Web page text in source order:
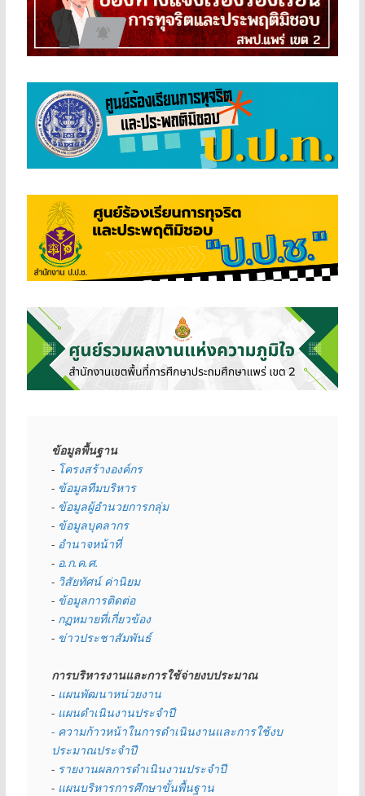
ข้อมูลพื้นฐาน
- โครงสร้างองค์กร
- ข้อมูลทีมบริหาร
- ข้อมูลผู้อำนวยการกลุ่ม
- ข้อมูลบุคลากร
- อำนาจหน้าที่
- อ.ก.ค.ศ.
- วิสัยทัศน์ ค่านิยม
- ข้อมูลการติดต่อ
- กฏหมายที่เกี่ยวข้อง
- ข่าวประชาสัมพันธ์
การบริหารงานและการใช้จ่ายงบประมาณ
- แผนพัฒนาหน่วยงาน
- แผนดำเนินงานประจำปี
- ความก้าวหน้าในการดำเนินงานและการใช้งบ
ประมาณประจำปี
- รายงานผลการดำเนินงานประจำปี
- แผนบริหารการศึกษาขั้นพื้นฐาน